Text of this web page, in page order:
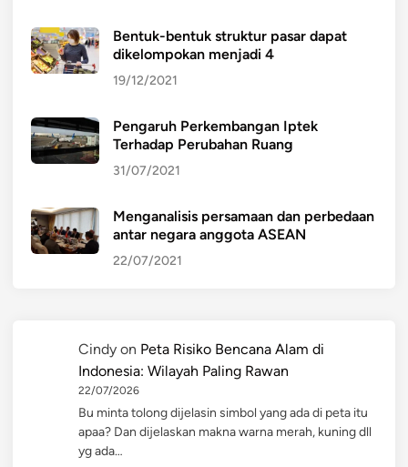
Bentuk-bentuk struktur pasar dapat
dikelompokan menjadi 4
19/12/2021
Pengaruh Perkembangan Iptek
Terhadap Perubahan Ruang
31/07/2021
Menganalisis persamaan dan perbedaan
antar negara anggota ASEAN
22/07/2021
Cindy on Peta Risiko Bencana Alam di
Indonesia: Wilayah Paling Rawan
22/07/2026
Bu minta tolong dijelasin simbol yang ada di peta itu
apaa? Dan dijelaskan makna warna merah, kuning dll
yg ada…